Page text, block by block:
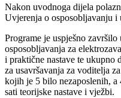
Nakon uvodnoga dijela
Uvjerenja o osposobljavanju i
Programe je uspješno
osposobljavanja za
i praktične nastave te ukupno
za usavršavanja za voditelja
kojih je 5 bilo nezaposlenih,
sati teorijske nastave i vježbi.